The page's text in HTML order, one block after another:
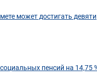
может достигать девяти
пенсий на 14,75